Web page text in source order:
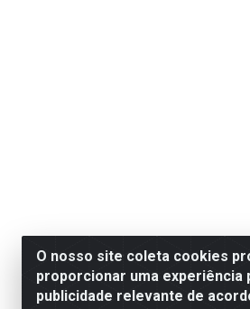
O nosso site coleta cookies
proporcionar uma experiência
publicidade relevante de